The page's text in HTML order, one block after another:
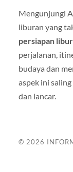
Mengunjungi
liburan yang
persiapan
perjalanan,
budaya dan
aspek ini
dan lancar.
© 2026